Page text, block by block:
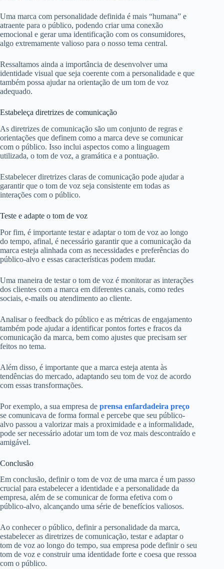
Uma marca com personalidade definida é mais “humana” e
atraente para o público, podendo criar uma conexão
emocional e gerar uma identificação com os consumidores,
algo extremamente valioso para o nosso tema central.
Ressaltamos ainda a importância de desenvolver uma
identidade visual que seja coerente com a personalidade e que
também possa ajudar na orientação de um tom de voz
adequado.
Estabeleça diretrizes de comunicação
As diretrizes de comunicação são um conjunto de regras e
orientações que definem como a marca deve se comunicar
com o público. Isso inclui aspectos como a linguagem
utilizada, o tom de voz, a gramática e a pontuação.
Estabelecer diretrizes claras de comunicação pode ajudar a
garantir que o tom de voz seja consistente em todas as
interações com o público.
Teste e adapte o tom de voz
Por fim, é importante testar e adaptar o tom de voz ao longo
do tempo, afinal, é necessário garantir que a comunicação da
marca esteja alinhada com as necessidades e preferências do
público-alvo e essas características podem mudar.
Uma maneira de testar o tom de voz é monitorar as interações
dos clientes com a marca em diferentes canais, como redes
sociais, e-mails ou atendimento ao cliente.
Analisar o feedback do público e as métricas de engajamento
também pode ajudar a identificar pontos fortes e fracos da
comunicação da marca, bem como ajustes que precisam ser
feitos no tema.
Além disso, é importante que a marca esteja atenta às
tendências do mercado, adaptando seu tom de voz de acordo
com essas transformações.
Por exemplo, a sua empresa de prensa enfardadeira preço
se comunicava de forma formal e percebe que seu público-
alvo passou a valorizar mais a proximidade e a informalidade,
pode ser necessário adotar um tom de voz mais descontraído e
amigável.
Conclusão
Em conclusão, definir o tom de voz de uma marca é um passo
crucial para estabelecer a identidade e a personalidade da
empresa, além de se comunicar de forma efetiva com o
público-alvo, alcançando uma série de benefícios valiosos.
Ao conhecer o público, definir a personalidade da marca,
estabelecer as diretrizes de comunicação, testar e adaptar o
tom de voz ao longo do tempo, sua empresa pode definir o seu
tom de voz e construir uma identidade forte e coesa que ressoa
com o público.